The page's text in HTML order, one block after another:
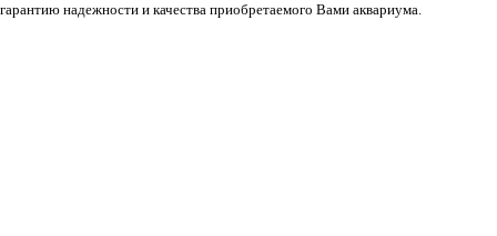
гарантию надежности и качества приобретаемого Вами аквариума.